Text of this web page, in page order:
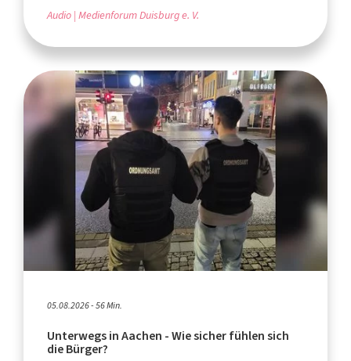
Audio Medienforum Duisburg e. V.
05.08.2026 - 56 Min.
Unterwegs in Aachen - Wie sicher fühlen sich
die Bürger?